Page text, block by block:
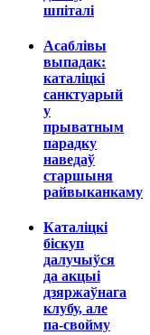
шпіталі
Асаблівы
выпадак:
каталіцкі
санктуарый
у
прыватным
парадку
наведаў
старшыня
райвыканкаму
Каталіцкі
біскуп
далучыўся
да акцыі
дзяржаўнага
клубу, але
па-свойму